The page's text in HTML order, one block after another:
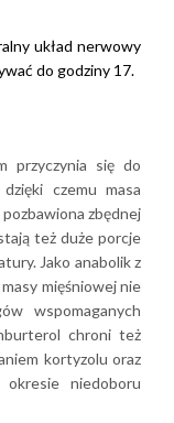
układ nerwowy
do godziny 17.
przyczynia się do
czemu masa
zbędnej
też duże porcje
Jako anabolik z
mięśniowej nie
wspomaganych
chroni też
kortyzolu oraz
niedoboru